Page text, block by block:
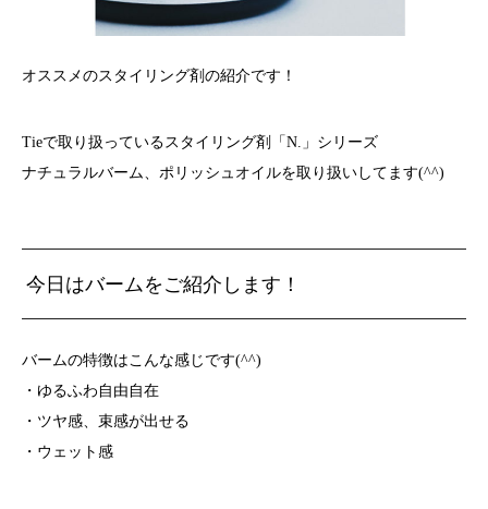
オススメのスタイリング剤の紹介です！
Tieで取り扱っているスタイリング剤「N.」シリーズ
ナチュラルバーム、ポリッシュオイルを取り扱いしてます(^^)
今日はバームをご紹介します！
バームの特徴はこんな感じです(^^)
・ゆるふわ自由自在
・ツヤ感、束感が出せる
・ウェット感